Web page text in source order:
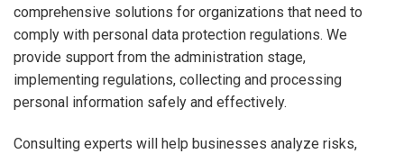
comprehensive solutions for organizations that need to
comply with personal data protection regulations. We
provide support from the administration stage,
implementing regulations, collecting and processing
personal information safely and effectively.
Consulting experts will help businesses analyze risks,